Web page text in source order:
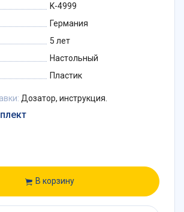
K-4999
Германия
5 лет
Настольный
Пластик
Дозатор, инструкция.
В корзину